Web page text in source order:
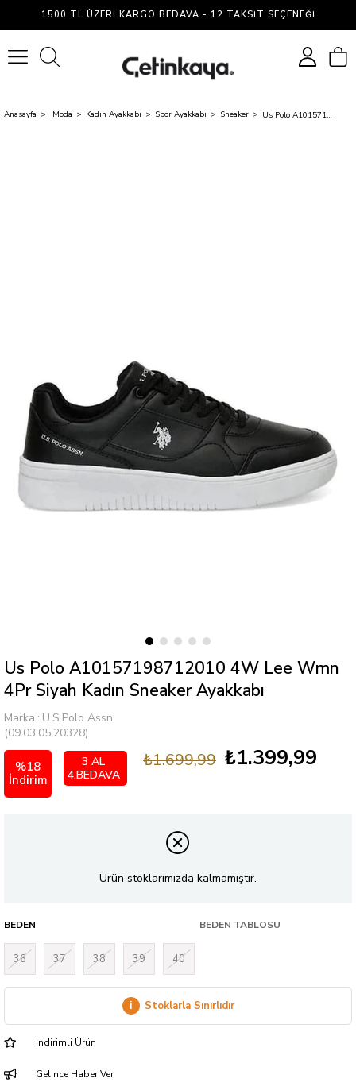
1500 TL ÜZERI KARGO BEDAVA - 12 TAKSIT SEÇENEĞI
Anasayfa Moda Kadın Ayakkabı Spor Ayakkabı Sneaker Us Polo A10157198712010 4W Lee Wmn 4Pr Siyah Kadın Sneaker Ayakkabı
Us Polo A10157198712010 4W Lee Wmn
4Pr Siyah Kadın Sneaker Ayakkabı
Marka : U.S.Polo Assn.
(09.03.05.20328)
%18
İndirim
₺1.699,99 ₺1.399,99
3 AL
4.BEDAVA
Ürün stoklarımızda kalmamıştır.
BEDEN BEDEN TABLOSU
36 37 38 39 40
i Stoklarla Sınırlıdır
İndirimli Ürün
Gelince Haber Ver